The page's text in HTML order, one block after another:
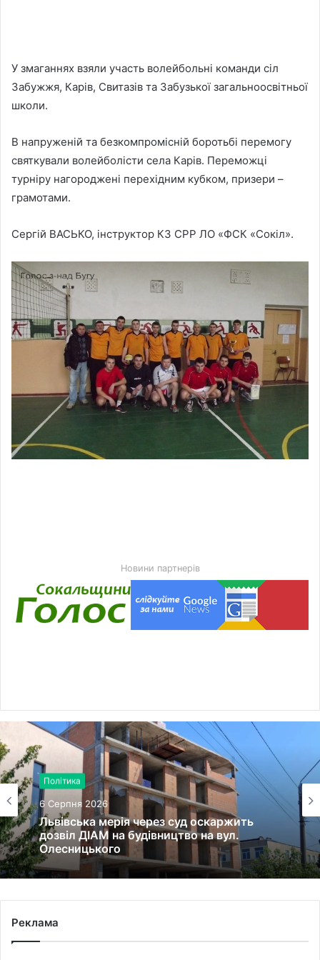
У змаганнях взяли участь волейбольні команди сіл
Забужжя, Карів, Свитазів та Забузької загальноосвітньої
школи.
В напруженій та безкомпромісній боротьбі перемогу
святкували волейболісти села Карів. Переможці
турніру нагороджені перехідним кубком, призери –
грамотами.
Сергій ВАСЬКО, інструктор КЗ СРР ЛО «ФСК «Сокіл».
Новини партнерів
Політика
6 Серпня 2026
Львівська мерія через суд оскаржить
дозвіл ДІАМ на будівництво на вул.
Олесницького
Реклама